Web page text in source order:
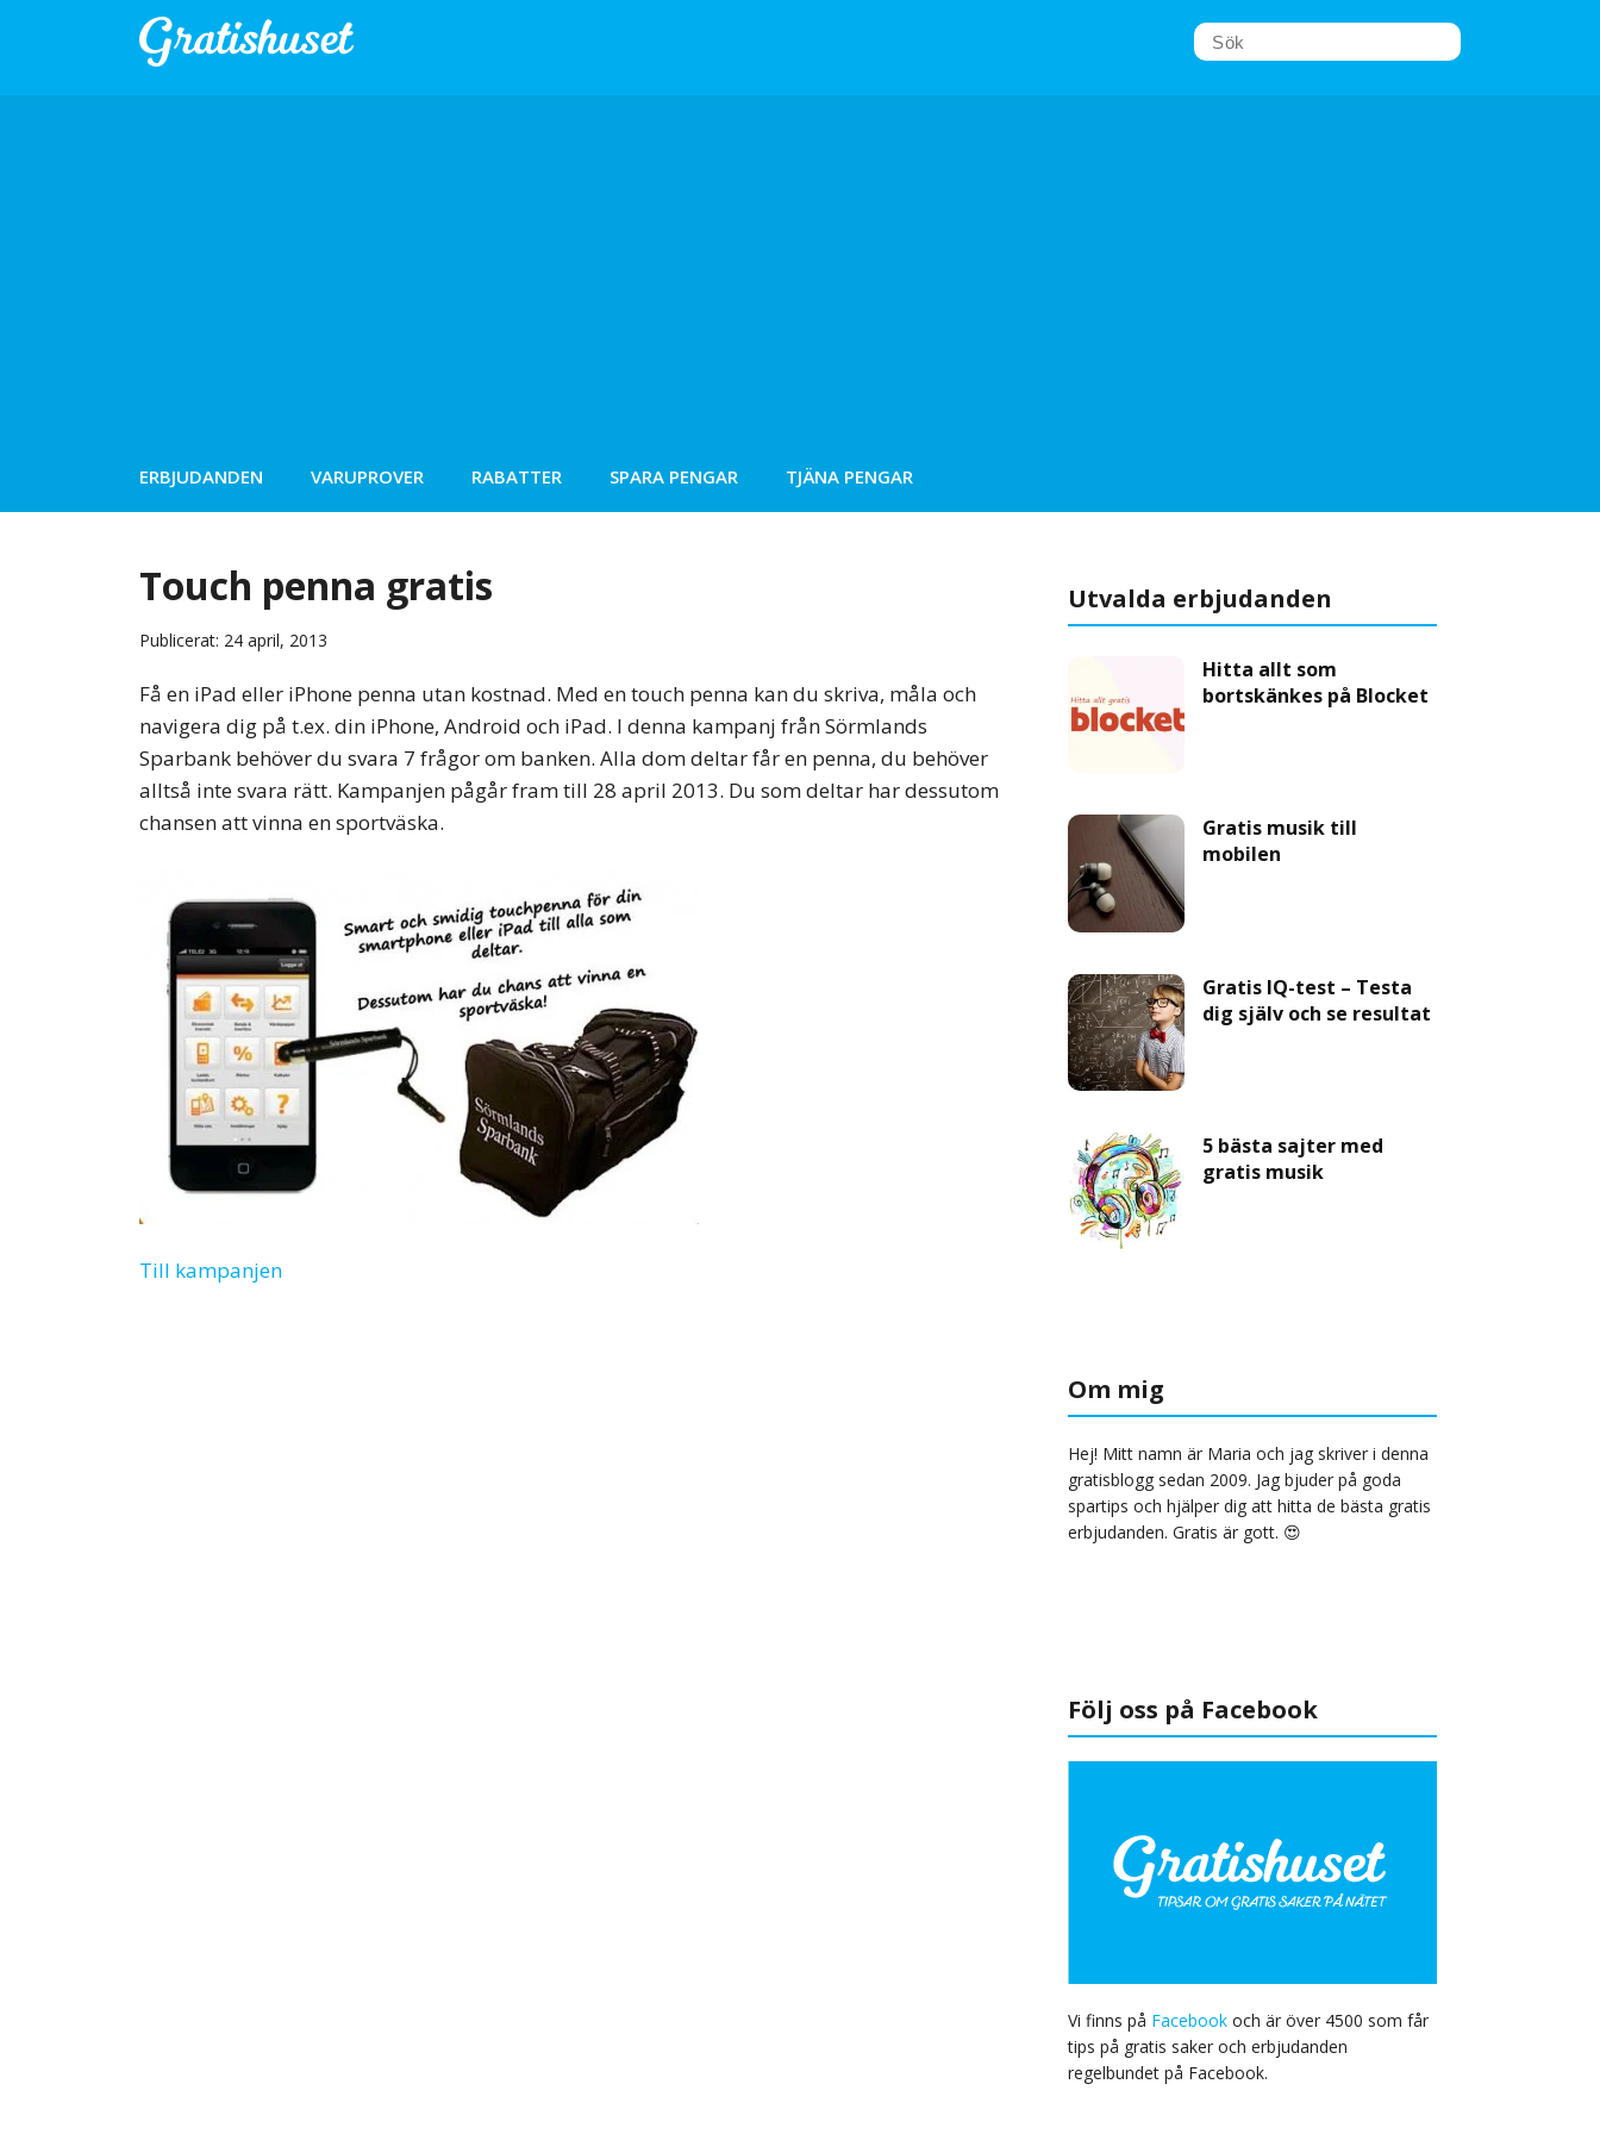
ERBJUDANDEN VARUPROVER RABATTER SPARA PENGAR TJÄNA PENGAR
Touch penna gratis
Publicerat: 24 april, 2013
Få en iPad eller iPhone penna utan kostnad. Med en touch penna kan du skriva, måla och
navigera dig på t.ex. din iPhone, Android och iPad. I denna kampanj från Sörmlands
Sparbank behöver du svara 7 frågor om banken. Alla dom deltar får en penna, du behöver
alltså inte svara rätt. Kampanjen pågår fram till 28 april 2013. Du som deltar har dessutom
chansen att vinna en sportväska.
Till kampanjen
Utvalda erbjudanden
Hitta allt som
bortskänkes på Blocket
Gratis musik till
mobilen
Gratis IQ-test – Testa
dig själv och se resultat
5 bästa sajter med
gratis musik
Om mig
Hej! Mitt namn är Maria och jag skriver i denna
gratisblogg sedan 2009. Jag bjuder på goda
spartips och hjälper dig att hitta de bästa gratis
erbjudanden. Gratis är gott. 😍
Följ oss på Facebook
Vi finns på Facebook och är över 4500 som får
tips på gratis saker och erbjudanden
regelbundet på Facebook.